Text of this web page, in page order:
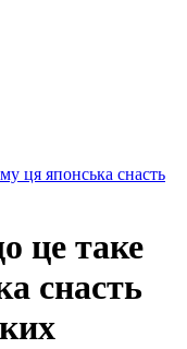
ця японська снасть
це таке
снасть